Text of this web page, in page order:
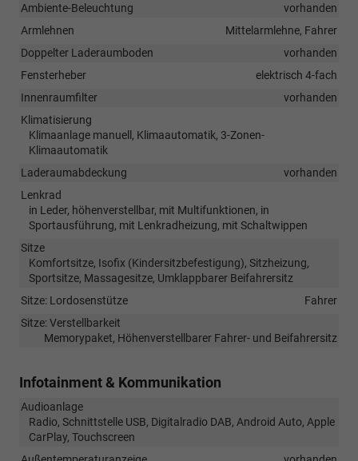
Ambiente-Beleuchtung
vorhanden
Armlehnen
Mittelarmlehne, Fahrer
Doppelter Laderaumboden
vorhanden
Fensterheber
elektrisch 4-fach
Innenraumfilter
vorhanden
Klimatisierung
Klimaanlage manuell, Klimaautomatik, 3-Zonen-
Klimaautomatik
Laderaumabdeckung
vorhanden
Lenkrad
in Leder, höhenverstellbar, mit Multifunktionen, in
Sportausführung, mit Lenkradheizung, mit Schaltwippen
Sitze
Komfortsitze, Isofix (Kindersitzbefestigung), Sitzheizung,
Sportsitze, Massagesitze, Umklappbarer Beifahrersitz
Sitze: Lordosenstütze
Fahrer
Sitze: Verstellbarkeit
Memorypaket, Höhenverstellbarer Fahrer- und Beifahrersitz
Infotainment & Kommunikation
Audioanlage
Radio, Schnittstelle USB, Digitalradio DAB, Android Auto, Apple
CarPlay, Touchscreen